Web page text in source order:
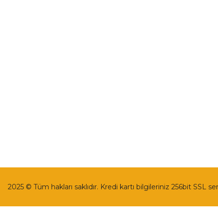
2025 © Tüm hakları saklıdır. Kredi kartı bilgileriniz 256bit SSL